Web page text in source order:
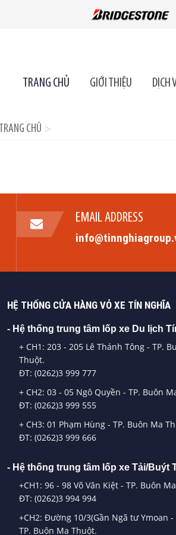
TRANG CHỦ GIỚI THIỆU DỊCH
TRANG CHỦ >
EMAIL ADDRESS
HỆ THỐNG CỬA HÀNG VỎ XE TÍN NGHĨA
- Hệ thống trung tâm lốp xe Du lịch
+ CH1: 203 - 205 Lê Thánh Tông - TP.
Thuột.
ĐT: (0262)3 999 777
+ CH2: 03 - 05 Ngô Quyền - TP. Buôn
ĐT: (0262)3 999 555
+ CH3: 01 Phạm Hùng - TP. Buôn Ma
ĐT: (0262)3 999 666
- Hệ thống trung tâm lốp xe Tải/Buýt
+CH1: 96 - 98 Võ Văn Kiệt - TP. Buôn
ĐT: (0262)3 994 994
+CH2: Đường 10/3(Gần Ngã tư Ymoan -
TP. Buôn Ma Thuột.